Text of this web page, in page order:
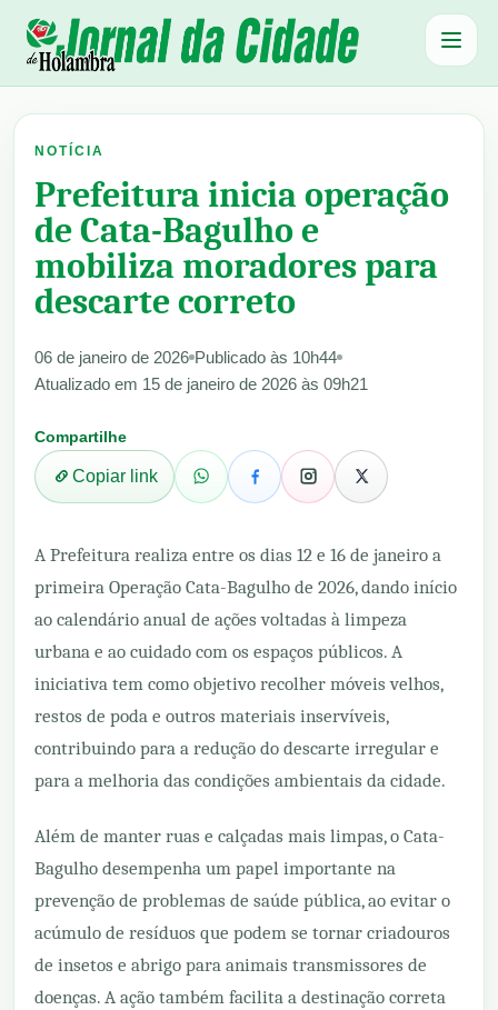
Abrir
NOTÍCIA
Prefeitura inicia operação
de Cata-Bagulho e
mobiliza moradores para
descarte correto
06 de janeiro de 2026 Publicado às 10h44
Atualizado em 15 de janeiro de 2026 às 09h21
Compartilhe
Copiar link
A Prefeitura realiza entre os dias 12 e 16 de janeiro a
primeira Operação Cata-Bagulho de 2026, dando início
ao calendário anual de ações voltadas à limpeza
urbana e ao cuidado com os espaços públicos. A
iniciativa tem como objetivo recolher móveis velhos,
restos de poda e outros materiais inservíveis,
contribuindo para a redução do descarte irregular e
para a melhoria das condições ambientais da cidade.
Além de manter ruas e calçadas mais limpas, o Cata-
Bagulho desempenha um papel importante na
prevenção de problemas de saúde pública, ao evitar o
acúmulo de resíduos que podem se tornar criadouros
de insetos e abrigo para animais transmissores de
doenças. A ação também facilita a destinação correta